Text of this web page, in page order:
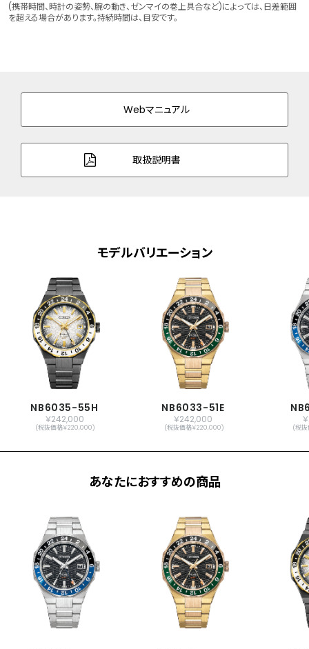
三ツ折れプッシュタイプ
グ）
２種耐磁
秒針停止機能
振動数：28,800回／時
GMT機能
時差設定機能
メーカー保証
国際保証3年間(購入後1年以内にMY
CITIZENご登録で国内保証5年間)
(携帯時間、時計の姿勢、腕の動き、ゼンマイの巻上具合など)によっては、日差範囲
を超える場合があります。持続時間は、目安です。
Webマニュアル
取扱説明書
モデルバリエーション
NB6035-55H
￥242,000
(税抜価格￥220,000)
NB6033-51E
￥242,000
(税抜価格￥220,000) (税
あなたにおすすめの商品